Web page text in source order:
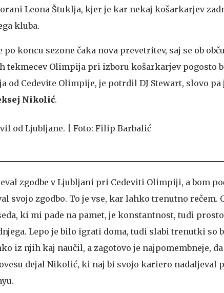
Leona Štuklja, kjer je kar nekaj košarkarjev
kluba.
koncu sezone čaka nova prevetritev, saj se ob
tekmecev Olimpija pri izboru košarkarjev pogosto
od Cedevite Olimpije, je potrdil DJ Stewart, slovo pa
Nikolić.
zgodbe v Ljubljani pri Cedeviti Olimpiji, a bom
svojo zgodbo. To je vse, kar lahko trenutno rečem.
ki mi pade na pamet, je konstantnost, tudi
Lepo je bilo igrati doma, tudi slabi trenutki so
iz njih kaj naučil, a zagotovo je najpomembneje,
dejal Nikolić, ki naj bi svojo kariero nadaljeval